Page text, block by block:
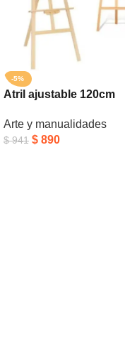
-5%
Atril ajustable 120cm
Arte y manualidades
$941 $ 890